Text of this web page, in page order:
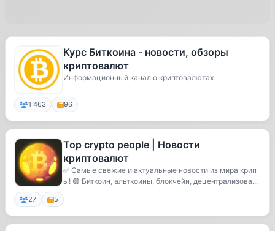
Курс Биткоина - новости, обзоры
криптовалют
Информационный канал о криптовалютах
1 463 96
Top crypto people | Новости
криптовалют
✅ Самые свежие и актуальные новости из мира крип
ы! 🟢 Биткоин, альткоины, блокчейн, децентрализова...
27 5